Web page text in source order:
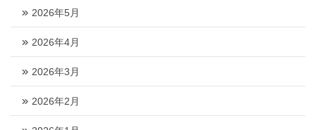
2026年5月
2026年4月
2026年3月
2026年2月